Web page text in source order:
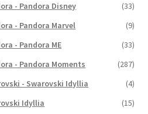
- Pandora Disney
(33)
- Pandora Marvel
(9)
- Pandora ME
(33)
- Pandora Moments
(287)
- Swarovski Idyllia
(4)
Idyllia
(15)